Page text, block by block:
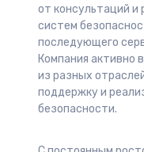
от консультаций и
систем
последующего
Компания активно
из разных
поддержку и
безопасности.